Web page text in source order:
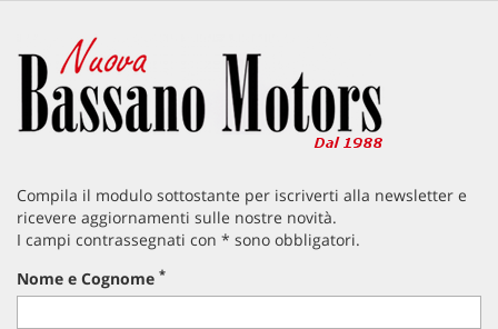
Compila il modulo sottostante per iscriverti alla newsletter e
ricevere aggiornamenti sulle nostre novità.
I campi contrassegnati con * sono obbligatori.
Nome e Cognome *